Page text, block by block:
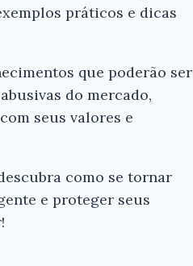
práticos e dicas
que poderão ser
do mercado,
seus valores e
como se tornar
e proteger seus